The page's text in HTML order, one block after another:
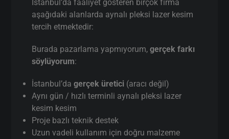
İstanbul’da faaliyet gösteren birçok firma
aşağıdaki alanlarda aynalı pleksi lazer kesim
tercih etmektedir:
Burada pazarlama yapmıyorum,gerçek farkı
söylüyorum:
İstanbul’dagerçek üretici (aracı değil)
Aynı gün / hızlı terminli aynalı pleksi lazer
kesim kesim
Proje bazlı teknik destek
Uzun vadeli kullanım için doğru malzeme